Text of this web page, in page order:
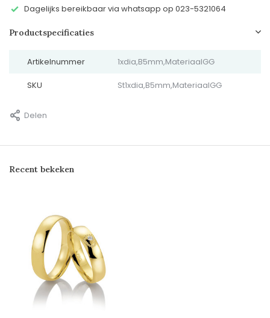
Dagelijks bereikbaar via whatsapp op 023-5321064
Productspecificaties
Artikelnummer 1xdia,B5mm,MateriaalGG
SKU St1xdia,B5mm,MateriaalGG
Delen
Recent bekeken